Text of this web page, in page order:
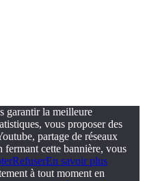
garantir la meilleure
vous proposer des
partage de réseaux
cette bannière, vous
RefuserEn savoir plus
à tout moment en